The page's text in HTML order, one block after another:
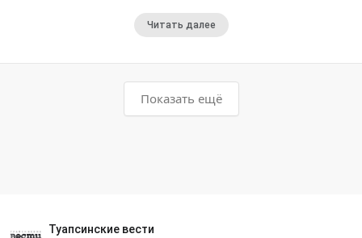
Читать далее
Показать ещё
Туапсинские вести